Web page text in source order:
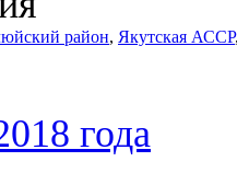
район, Якутская АССР
года